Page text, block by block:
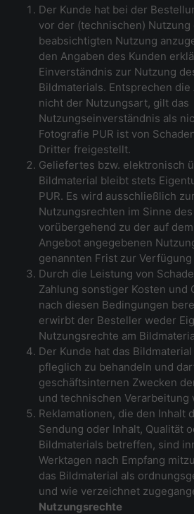
Der Kunde hat bei der
vor der (technischen)
beabsichtigten Nutzung
den Angaben des Kunden
Einverständnis zur Nutzung
Bildmaterials. Entsprechen die
nicht der Nutzungsart, gilt das
Nutzungseinverständnis als
Fotografie PUR ist von
Dritter freigestellt.
Geliefertes bzw. elektronisch
Bildmaterial bleibt stets
PUR. Es wird ausschließlich
Nutzungsrechten im Sinne
vorübergehend zu der auf
Angebot angegebenen
genannten Frist zur
Durch die Leistung von
Zahlung sonstiger Kosten und
nach diesen Bedingungen
erwirbt der Besteller weder
Nutzungsrechte am
Der Kunde hat das
pfleglich zu behandeln und
geschäftsinternen Zwecken
und technischen Verarbeitung
Reklamationen, die den Inhalt
Sendung oder Inhalt, Qualität
Bildmaterials betreffen, sind
Werktagen nach Empfang
das Bildmaterial als
und wie verzeichnet
Nutzungsrechte